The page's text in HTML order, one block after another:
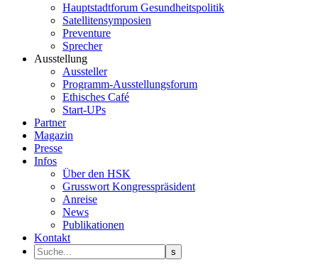
Hauptstadtforum Gesundheitspolitik
Satellitensymposien
Preventure
Sprecher
Ausstellung
Aussteller
Programm-Ausstellungsforum
Ethisches Café
Start-UPs
Partner
Magazin
Presse
Infos
Über den HSK
Grusswort Kongresspräsident
Anreise
News
Publikationen
Kontakt